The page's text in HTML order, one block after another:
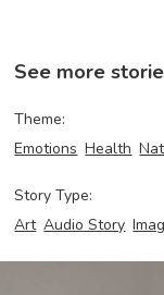
See more
Theme:
Emotions Health
Story Type:
Art Audio Story